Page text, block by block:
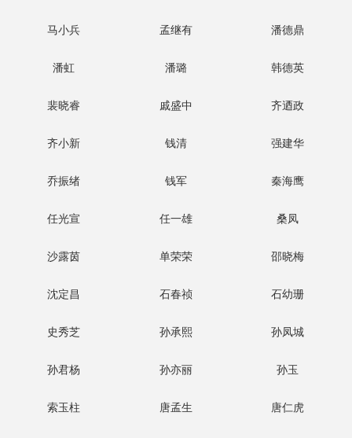
马小兵 孟继有 潘德鼎
潘虹 潘璐 韩德英
裴晓睿 戚盛中 齐迺政
齐小新 钱清 强建华
乔振绪 钱军 秦海鹰
任光宣 任一雄 桑凤
沙露茵 单荣荣 邵晓梅
沈定昌 石春祯 石幼珊
史秀芝 孙承熙 孙凤城
孙君杨 孙亦丽 孙玉
索玉柱 唐孟生 唐仁虎